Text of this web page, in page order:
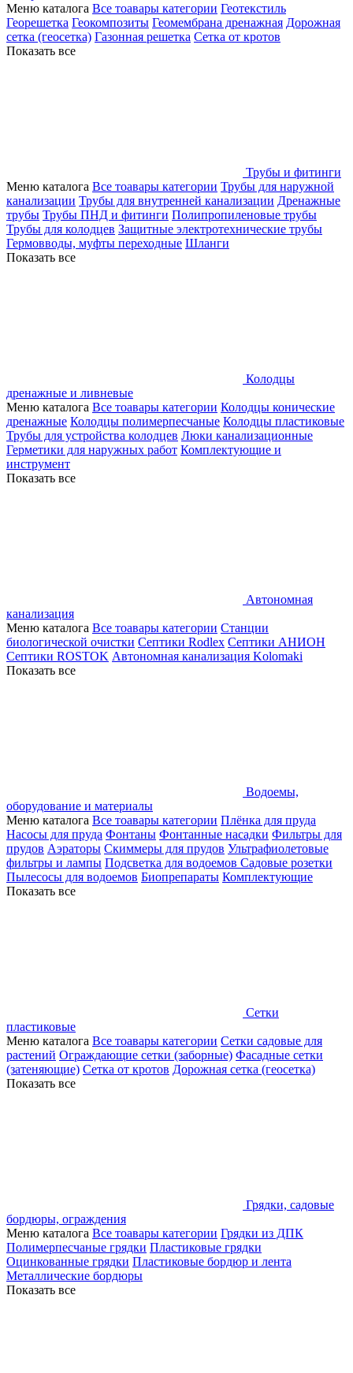
Меню каталога Все тоавары категории Геотекстиль
Георешетка Геокомпозиты Геомембрана дренажная Дорожная
сетка (геосетка) Газонная решетка Сетка от кротов
Показать все
Трубы и фитинги
Меню каталога Все тоавары категории Трубы для наружной
канализации Трубы для внутренней канализации Дренажные
трубы Трубы ПНД и фитинги Полипропиленовые трубы
Трубы для колодцев Защитные электротехнические трубы
Гермовводы, муфты переходные Шланги
Показать все
Колодцы
дренажные и ливневые
Меню каталога Все тоавары категории Колодцы конические
дренажные Колодцы полимерпесчаные Колодцы пластиковые
Трубы для устройства колодцев Люки канализационные
Герметики для наружных работ Комплектующие и
инструмент
Показать все
Автономная
канализация
Меню каталога Все тоавары категории Станции
биологической очистки Септики Rodlex Септики АНИОН
Септики ROSTOK Автономная канализация Kolomaki
Показать все
Водоемы,
оборудование и материалы
Меню каталога Все тоавары категории Плёнка для пруда
Насосы для пруда Фонтаны Фонтанные насадки Фильтры для
прудов Аэраторы Скиммеры для прудов Ультрафиолетовые
фильтры и лампы Подсветка для водоемов Садовые розетки
Пылесосы для водоемов Биопрепараты Комплектующие
Показать все
Сетки
пластиковые
Меню каталога Все тоавары категории Сетки садовые для
растений Ограждающие сетки (заборные) Фасадные сетки
(затеняющие) Сетка от кротов Дорожная сетка (геосетка)
Показать все
Грядки, садовые
бордюры, ограждения
Меню каталога Все тоавары категории Грядки из ДПК
Полимерпесчаные грядки Пластиковые грядки
Оцинкованные грядки Пластиковые бордюр и лента
Металлические бордюры
Показать все